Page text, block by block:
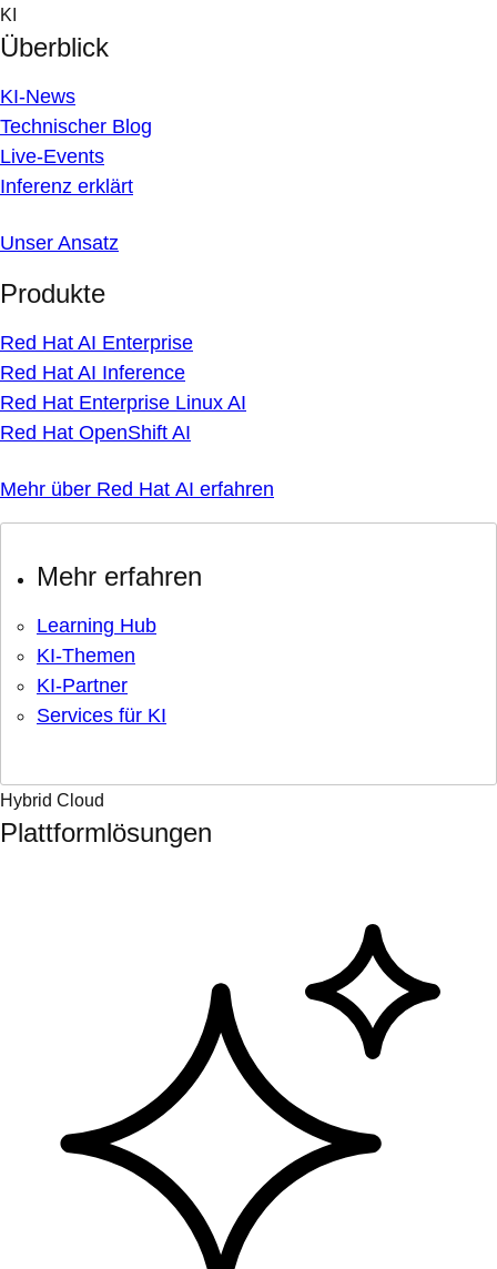
Skip
to
content
KI
Überblick
KI-News
Technischer Blog
Live-Events
Inferenz erklärt
Unser Ansatz
Produkte
Red Hat AI Enterprise
Red Hat AI Inference
Red Hat Enterprise Linux AI
Red Hat OpenShift AI
Mehr über Red Hat AI erfahren
Mehr erfahren
Learning Hub
KI-Themen
KI-Partner
Services für KI
Hybrid Cloud
Plattformlösungen